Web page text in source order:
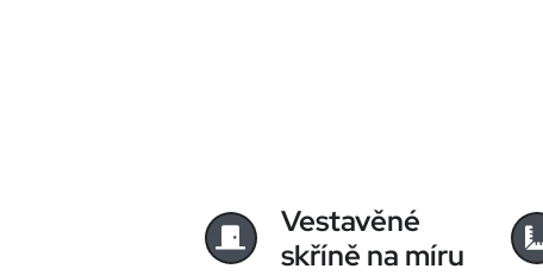
Vestavěné
skříně na míru